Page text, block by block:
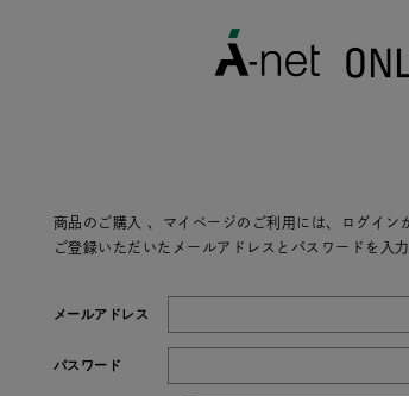
商品のご購入
、マイページのご利用には、ログイン
ご登録いただいたメールアドレスとパスワードを入
メールアドレス
パスワード